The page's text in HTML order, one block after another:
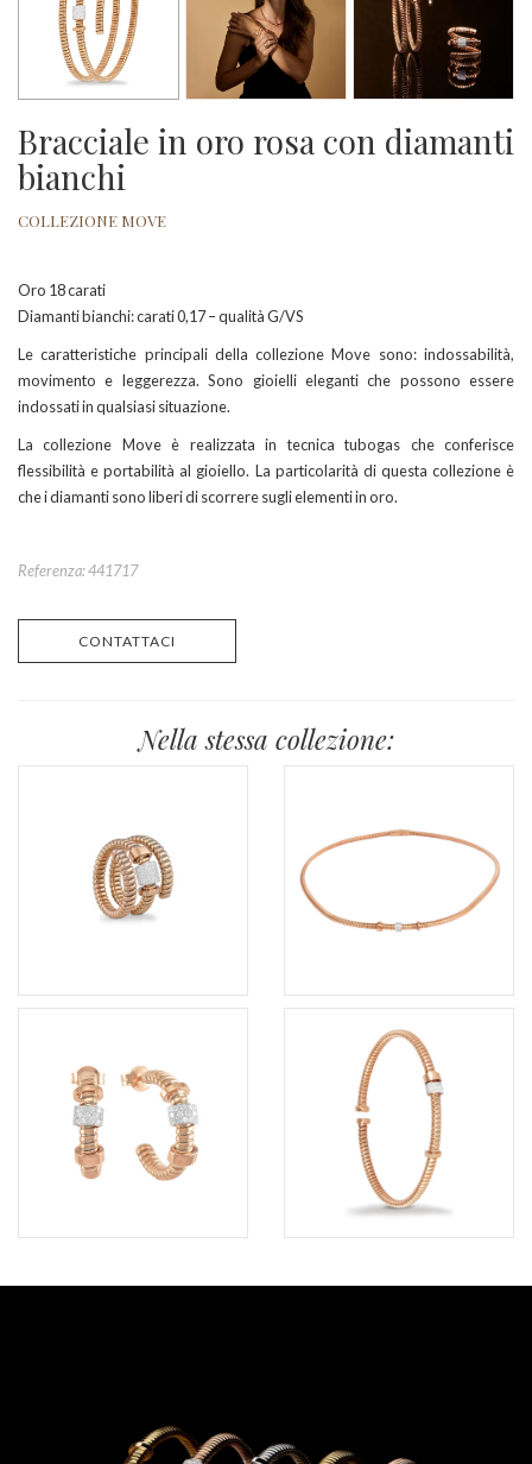
Bracciale in oro rosa con diamanti
bianchi
COLLEZIONE MOVE
Oro 18 carati
Diamanti bianchi: carati 0,17 – qualità G/VS
Le caratteristiche principali della collezione Move sono: indossabilità,
movimento e leggerezza. Sono gioielli eleganti che possono essere
indossati in qualsiasi situazione.
La collezione Move è realizzata in tecnica tubogas che conferisce
flessibilità e portabilità al gioiello. La particolarità di questa collezione è
che i diamanti sono liberi di scorrere sugli elementi in oro.
Referenza: 441717
CONTATTACI
Nella stessa collezione: